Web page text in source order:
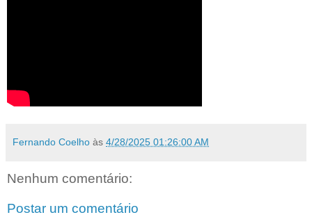
Fernando Coelho às 4/28/2025 01:26:00 AM
Nenhum comentário:
Postar um comentário